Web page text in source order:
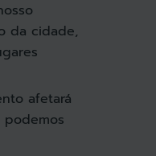
da cidade,
afetará